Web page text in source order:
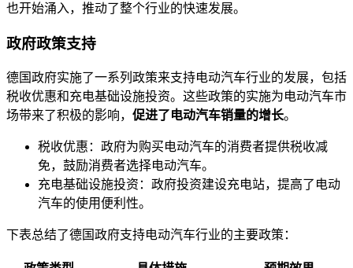
也开始涌入，推动了整个行业的快速发展。
政府政策支持
德国政府实施了一系列政策来支持电动汽车行业的发展，包括
税收优惠和充电基础设施投资。这些政策的实施为电动汽车市
场带来了积极的影响， 促进了电动汽车销量的增长。
税收优惠：政府为购买电动汽车的消费者提供税收减
免，鼓励消费者选择电动汽车。
充电基础设施投资：政府投资建设充电站，提高了电动
汽车的使用便利性。
下表总结了德国政府支持电动汽车行业的主要政策：